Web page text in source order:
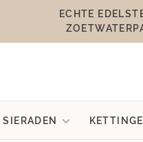
ECHTE